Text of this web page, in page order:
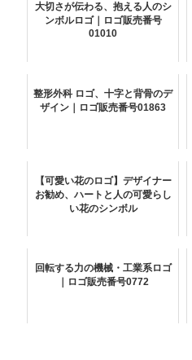
大切さが伝わる、抱える人のシ
ンボルロゴ｜ロゴ販売番号
01010
整形外科 ロゴ、十字と背骨のデ
ザイン｜ロゴ販売番号01863
【可愛い花のロゴ】デザイナー
お勧め、ハートと人の可愛らし
い花のシンボル
回転する力の機械・工業系ロゴ
｜ロゴ販売番号0772